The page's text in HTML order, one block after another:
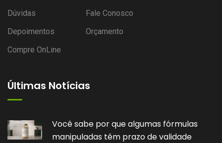
Dúvidas
Depoimentos
Compre OnLine
Fale Conosco
Orçamento
Últimas Notícias
Você sabe por que algumas fórmulas
manipuladas têm prazo de validade